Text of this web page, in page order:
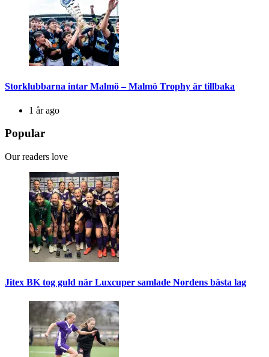
Storklubbarna intar Malmö – Malmö Trophy är tillbaka
1 år ago
Popular
Our readers love
Jitex BK tog guld när Luxcuper samlade Nordens bästa lag